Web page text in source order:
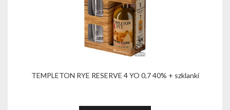
TEMPLETON RYE RESERVE 4 YO 0,7 40% + szklanki